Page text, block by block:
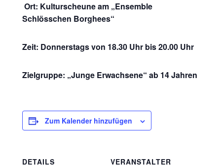
Ort: Kulturscheune am „Ensemble
Schlösschen Borghees“
Zeit: Donnerstags von 18.30 Uhr bis 20.00 Uhr
Zielgruppe: „Junge Erwachsene“ ab 14 Jahren
Zum Kalender hinzufügen
DETAILS
VERANSTALTER